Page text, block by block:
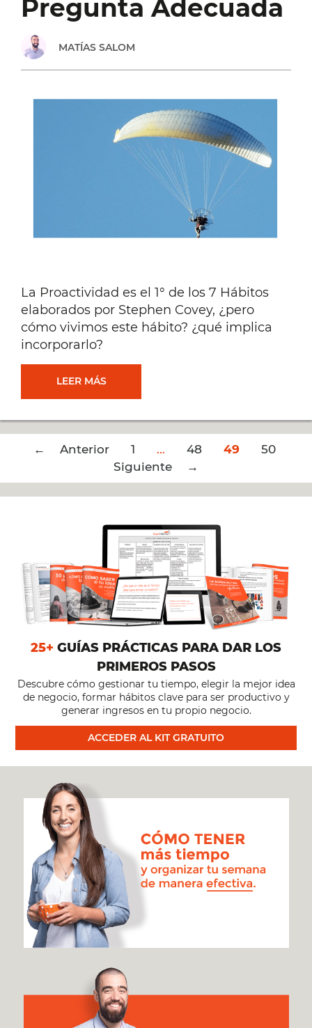
CAMINOS.
PREGUNTAR.
Pregunta Adecuada
MATÍAS SALOM
La Proactividad es el 1° de los 7 Hábitos
elaborados por Stephen Covey, ¿pero
cómo vivimos este hábito? ¿qué implica
incorporarlo?
LEER MÁSPROACTIVIDAD:
CON
LA
ADECUADA
navigation
← Anterior 1 … 48 49
50
Siguiente →
25+ GUÍAS PRÁCTICAS PARA DAR LOS
PRIMEROS PASOS
Descubre cómo gestionar tu tiempo, elegir la mejor idea
de negocio, formar hábitos clave para ser productivo y
generar ingresos en tu propio negocio.
ACCEDER AL KIT GRATUITO